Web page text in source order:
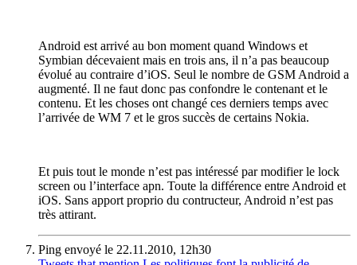
Android est arrivé au bon moment quand Windows et
Symbian décevaient mais en trois ans, il n’a pas beaucoup
évolué au contraire d’iOS. Seul le nombre de GSM Android a
augmenté. Il ne faut donc pas confondre le contenant et le
contenu. Et les choses ont changé ces derniers temps avec
l’arrivée de WM 7 et le gros succès de certains Nokia.
Et puis tout le monde n’est pas intéressé par modifier le lock
screen ou l’interface apn. Toute la différence entre Android et
iOS. Sans apport proprio du contructeur, Android n’est pas
très attirant.
Ping envoyé le 22.11.2010, 12h30